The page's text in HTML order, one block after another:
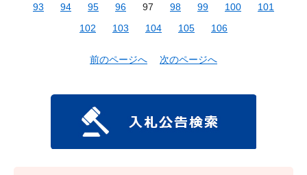
93
94 95 96 97 98 99 100
101
102
103 104 105 106
前のページへ 次のページへ